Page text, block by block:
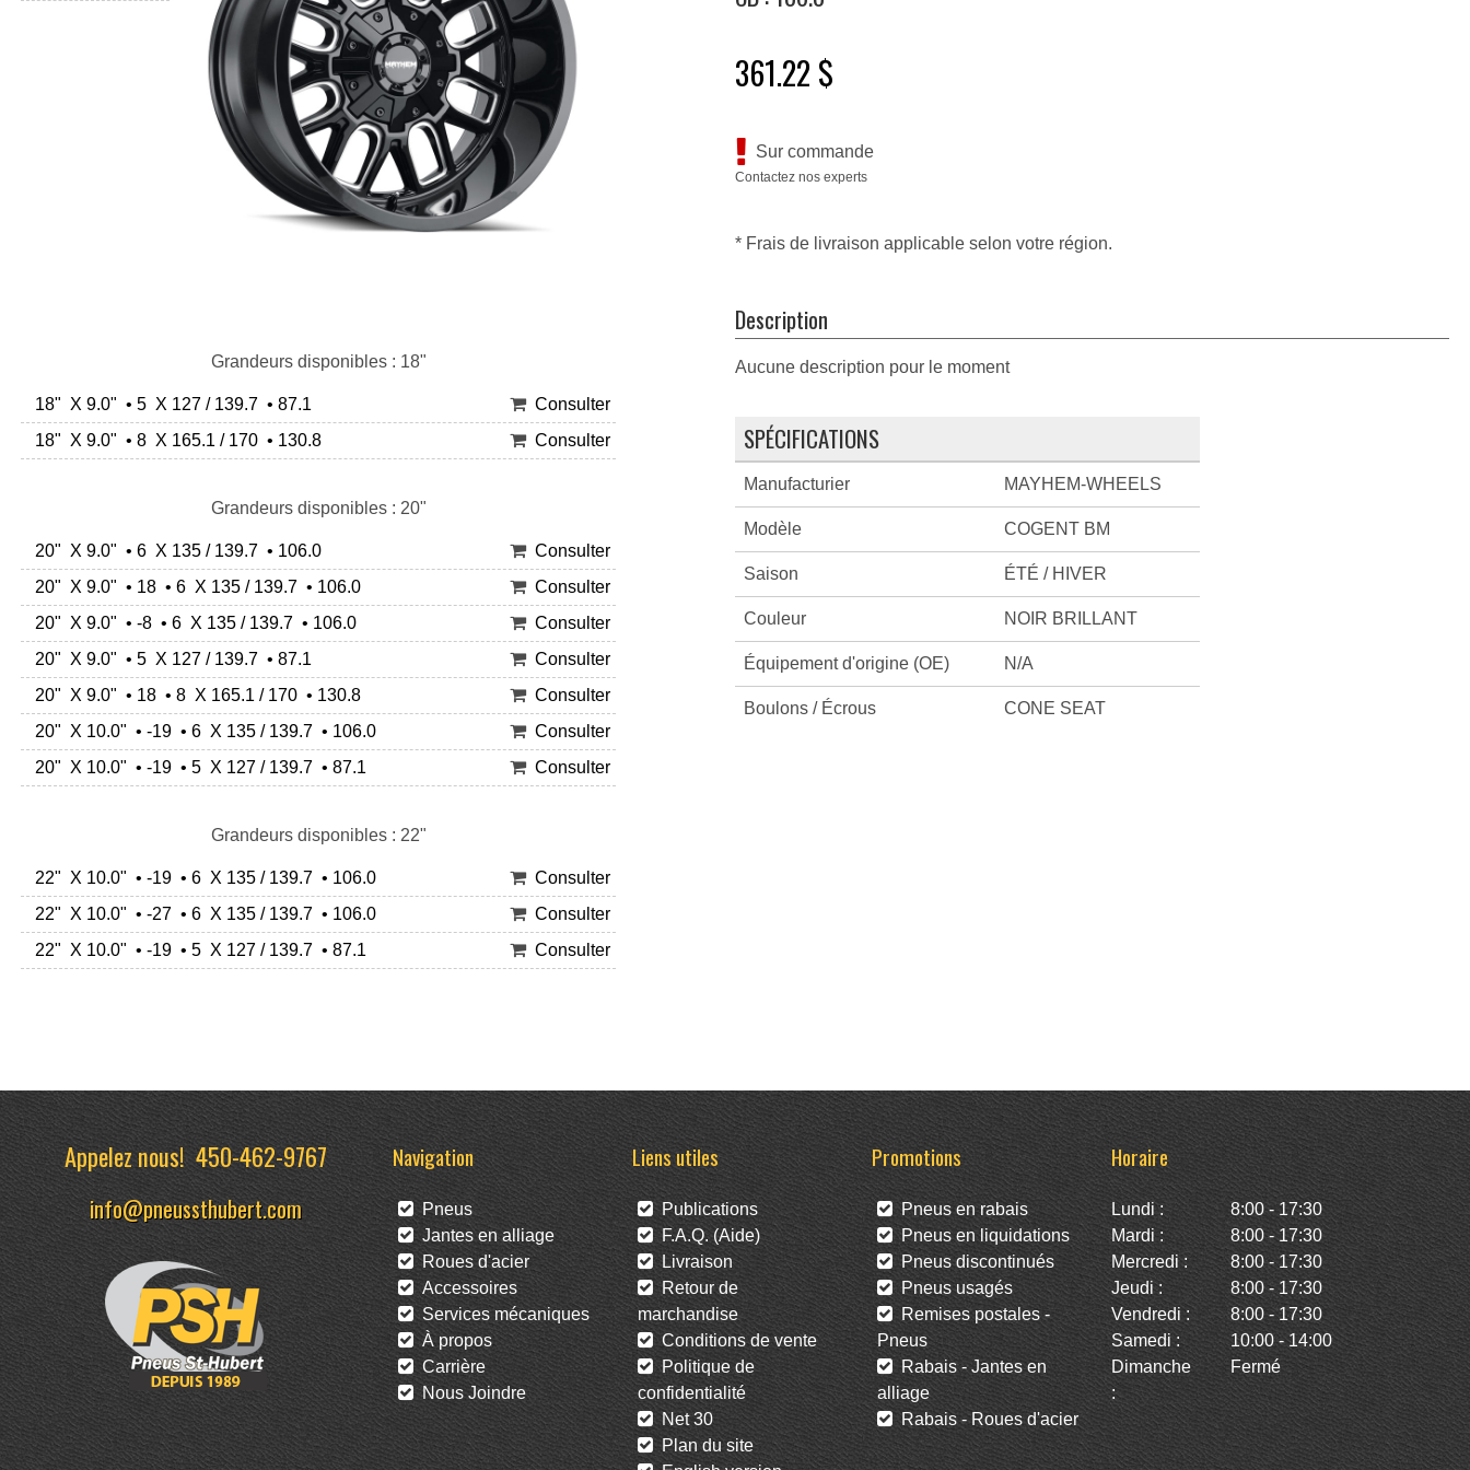
Grandeurs disponibles : 18"
18" X 9.0" • 5 X 127 / 139.7 • 87.1
Consulter
18" X 9.0" • 8 X 165.1 / 170 • 130.8
Consulter
Grandeurs disponibles : 20"
20" X 9.0" • 6 X 135 / 139.7 • 106.0
Consulter
20" X 9.0" • 18 • 6 X 135 / 139.7 • 106.0
Consulter
20" X 9.0" • -8 • 6 X 135 / 139.7 • 106.0
Consulter
20" X 9.0" • 5 X 127 / 139.7 • 87.1
Consulter
20" X 9.0" • 18 • 8 X 165.1 / 170 • 130.8
Consulter
20" X 10.0" • -19 • 6 X 135 / 139.7 • 106.0
Consulter
20" X 10.0" • -19 • 5 X 127 / 139.7 • 87.1
Consulter
Grandeurs disponibles : 22"
22" X 10.0" • -19 • 6 X 135 / 139.7 • 106.0
Consulter
22" X 10.0" • -27 • 6 X 135 / 139.7 • 106.0
Consulter
22" X 10.0" • -19 • 5 X 127 / 139.7 • 87.1
Consulter
361.22 $
Sur commande
Contactez nos experts
* Frais de livraison applicable selon votre région.
Description
Aucune description pour le moment
SPÉCIFICATIONS
Manufacturier MAYHEM-WHEELS
Modèle COGENT BM
Saison ÉTÉ / HIVER
Couleur NOIR BRILLANT
Équipement d'origine (OE) N/A
Boulons / Écrous CONE SEAT
Appelez nous!450-462-9767
info@pneussthubert.com
Navigation
Pneus
Jantes en alliage
Roues d'acier
Accessoires
Services mécaniques
À propos
Carrière
Nous Joindre
Liens utiles
Publications
F.A.Q. (Aide)
Livraison
Retour de
marchandise
Conditions de vente
Politique de
confidentialité
Net 30
Plan du site
Promotions
Pneus en rabais
Pneus en liquidations
Pneus discontinués
Pneus usagés
Remises postales -
Pneus
Rabais - Jantes en
alliage
Rabais - Roues d'acier
Horaire
Lundi :
8:00 - 17:30
Mardi :
8:00 - 17:30
Mercredi :
8:00 - 17:30
Jeudi :
8:00 - 17:30
Vendredi :
8:00 - 17:30
Samedi :
10:00 - 14:00
Dimanche
:
Fermé